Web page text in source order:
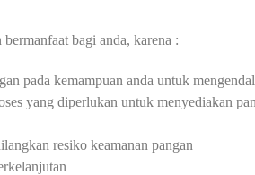
bagi anda, karena :
pada kemampuan anda untuk
yang diperlukan untuk menyediakan
resiko keamanan pangan